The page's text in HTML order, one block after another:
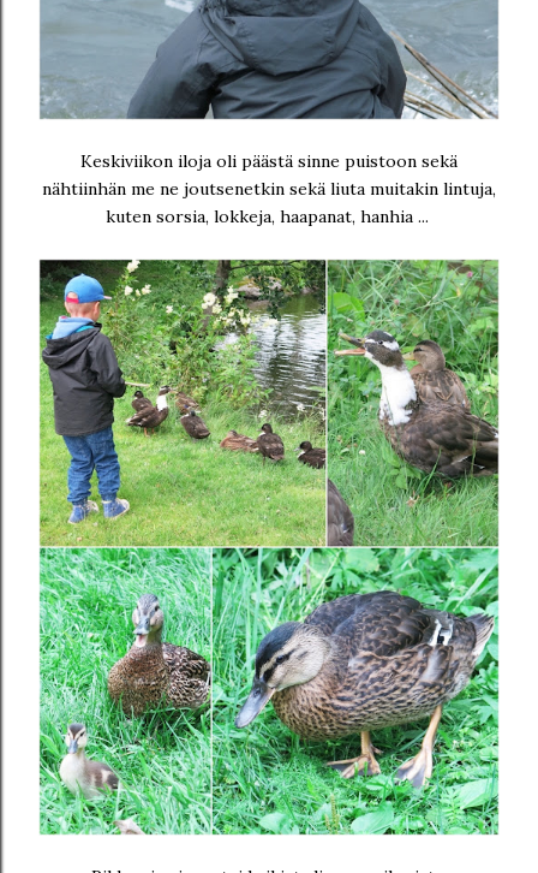
Keskiviikon iloja oli päästä sinne puistoon sekä
nähtiinhän me ne joutsenetkin sekä liuta muitakin lintuja,
kuten sorsia, lokkeja, haapanat, hanhia ...